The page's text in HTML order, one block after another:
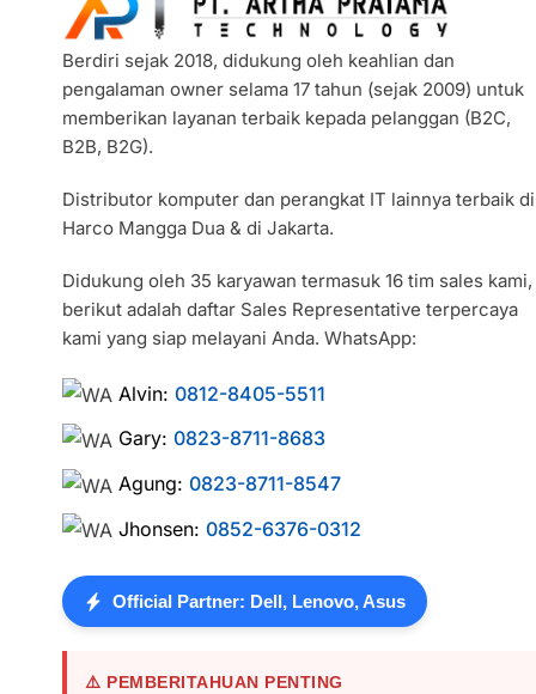
Berdiri sejak 2018, didukung oleh keahlian dan
pengalaman owner selama 17 tahun (sejak 2009) untuk
memberikan layanan terbaik kepada pelanggan (B2C,
B2B, B2G).
Distributor komputer dan perangkat IT lainnya terbaik di
Harco Mangga Dua & di Jakarta.
Didukung oleh 35 karyawan termasuk 16 tim sales kami,
berikut adalah daftar Sales Representative terpercaya
kami yang siap melayani Anda. WhatsApp:
Alvin:0812-8405-5511
Gary:0823-8711-8683
Agung:0823-8711-8547
Jhonsen:0852-6376-0312
Official Partner: Dell, Lenovo, Asus
⚠️ PEMBERITAHUAN PENTING